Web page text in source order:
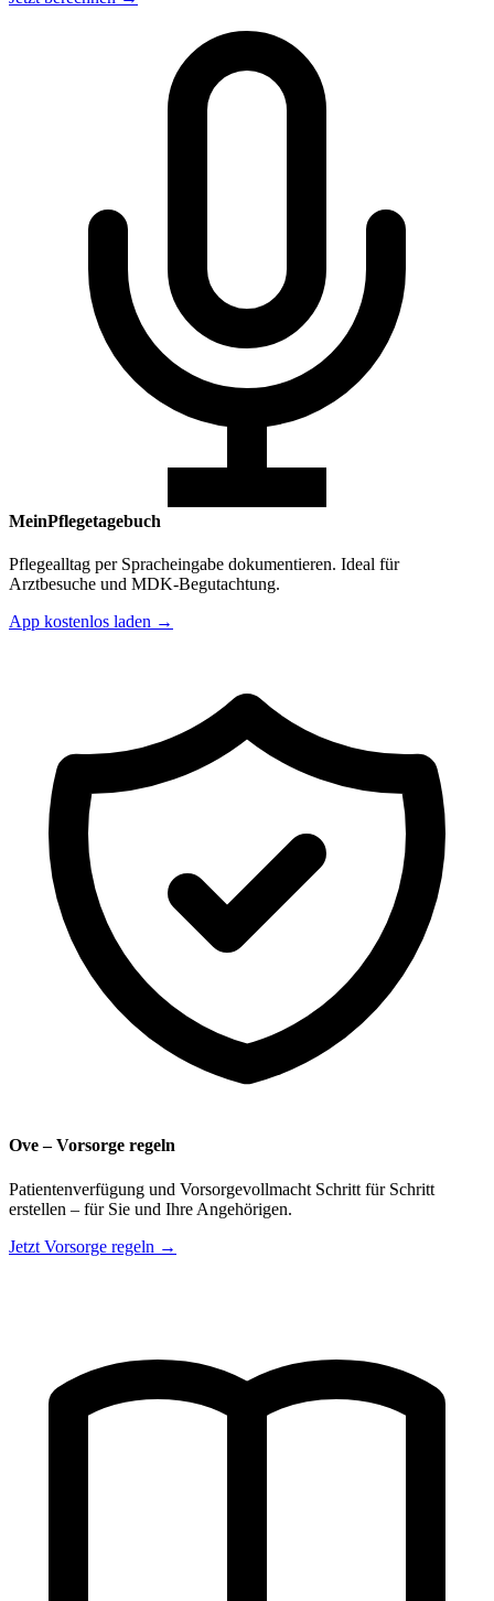
MeinPflegetagebuch
Pflegealltag per Spracheingabe dokumentieren. Ideal für
Arztbesuche und MDK-Begutachtung.
App kostenlos laden →
Ove – Vorsorge regeln
Patientenverfügung und Vorsorgevollmacht Schritt für Schritt
erstellen – für Sie und Ihre Angehörigen.
Jetzt Vorsorge regeln →